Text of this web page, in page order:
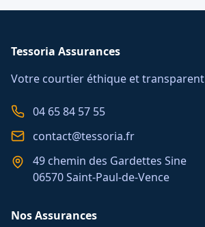
Tessoria Assurances
Votre courtier éthique et transparent
04 65 84 57 55
contact@tessoria.fr
49 chemin des Gardettes Sine
06570 Saint-Paul-de-Vence
Nos Assurances